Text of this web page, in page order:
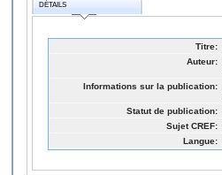
DÉTAILS
Titre:
Auteur:
Informations sur la publication:
Statut de publication:
Sujet CREF:
Langue: